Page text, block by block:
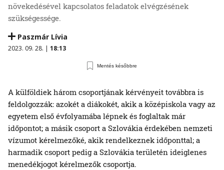
növekedésével kapcsolatos feladatok elvégzésének
szükségessége.
Paszmár Lívia
2023. 09. 28. | 18:13
Mentés későbbre
A külföldiek három csoportjának kérvényeit továbbra is
feldolgozzák: azokét a diákokét, akik a középiskola vagy az
egyetem első évfolyamába lépnek és foglaltak már
időpontot; a másik csoport a Szlovákia érdekében nemzeti
vízumot kérelmezőké, akik rendelkeznek időponttal; a
harmadik csoport pedig a Szlovákia területén ideiglenes
menedékjogot kérelmezők csoportja.